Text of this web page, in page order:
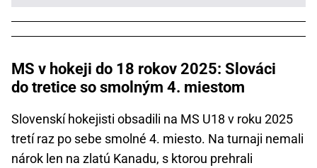
MS v hokeji do 18 rokov 2025: Slováci
do tretice so smolným 4. miestom
Slovenskí hokejisti obsadili na MS U18 v roku 2025
tretí raz po sebe smolné 4. miesto. Na turnaji nemali
nárok len na zlatú Kanadu, s ktorou prehrali